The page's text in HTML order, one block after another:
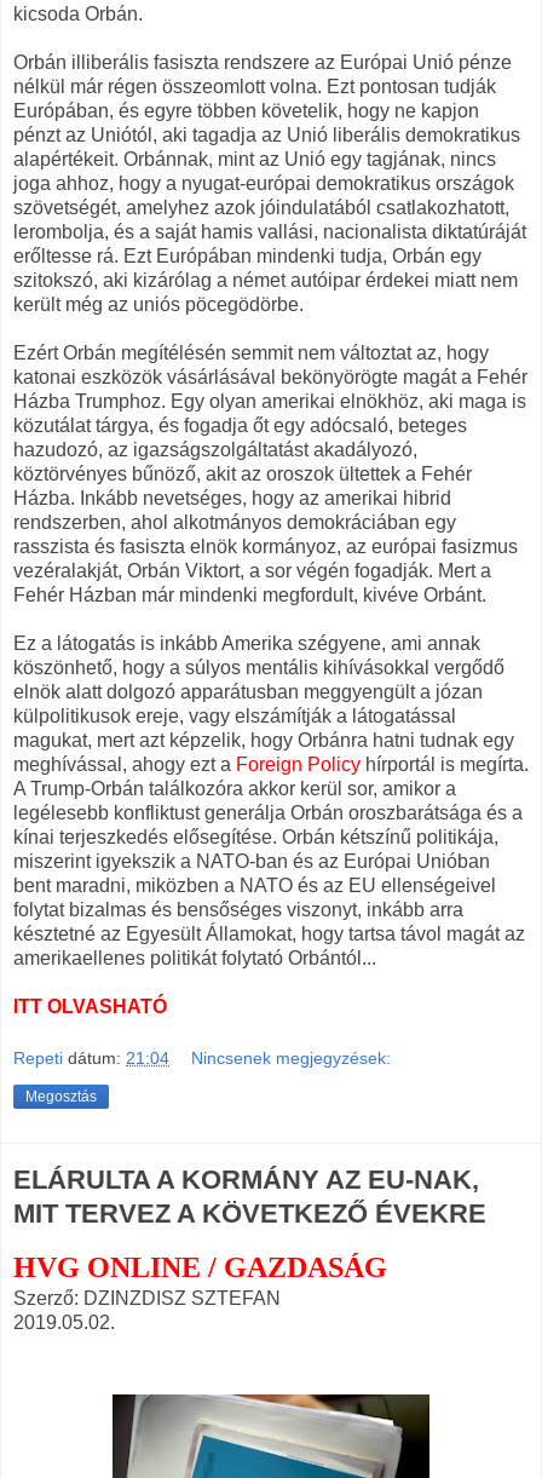
kicsoda Orbán.
Orbán illiberális fasiszta rendszere az Európai Unió pénze
nélkül már régen összeomlott volna. Ezt pontosan tudják
Európában, és egyre többen követelik, hogy ne kapjon
pénzt az Uniótól, aki tagadja az Unió liberális demokratikus
alapértékeit. Orbánnak, mint az Unió egy tagjának, nincs
joga ahhoz, hogy a nyugat-európai demokratikus országok
szövetségét, amelyhez azok jóindulatából csatlakozhatott,
lerombolja, és a saját hamis vallási, nacionalista diktatúráját
erőltesse rá. Ezt Európában mindenki tudja, Orbán egy
szitokszó, aki kizárólag a német autóipar érdekei miatt nem
került még az uniós pöcegödörbe.
Ezért Orbán megítélésén semmit nem változtat az, hogy
katonai eszközök vásárlásával bekönyörögte magát a Fehér
Házba Trumphoz. Egy olyan amerikai elnökhöz, aki maga is
közutálat tárgya, és fogadja őt egy adócsaló, beteges
hazudozó, az igazságszolgáltatást akadályozó,
köztörvényes bűnöző, akit az oroszok ültettek a Fehér
Házba. Inkább nevetséges, hogy az amerikai hibrid
rendszerben, ahol alkotmányos demokráciában egy
rasszista és fasiszta elnök kormányoz, az európai fasizmus
vezéralakját, Orbán Viktort, a sor végén fogadják. Mert a
Fehér Házban már mindenki megfordult, kivéve Orbánt.
Ez a látogatás is inkább Amerika szégyene, ami annak
köszönhető, hogy a súlyos mentális kihívásokkal vergődő
elnök alatt dolgozó apparátusban meggyengült a józan
külpolitikusok ereje, vagy elszámítják a látogatással
magukat, mert azt képzelik, hogy Orbánra hatni tudnak egy
meghívással, ahogy ezt a Foreign Policy hírportál is megírta.
A Trump-Orbán találkozóra akkor kerül sor, amikor a
legélesebb konfliktust generálja Orbán oroszbarátsága és a
kínai terjeszkedés elősegítése. Orbán kétszínű politikája,
miszerint igyekszik a NATO-ban és az Európai Unióban
bent maradni, miközben a NATO és az EU ellenségeivel
folytat bizalmas és bensőséges viszonyt, inkább arra
késztetné az Egyesült Államokat, hogy tartsa távol magát az
amerikaellenes politikát folytató Orbántól...
ITT OLVASHATÓ
Repeti dátum: 21:04 Nincsenek megjegyzések:
Megosztás
ELÁRULTA A KORMÁNY AZ EU-NAK,
MIT TERVEZ A KÖVETKEZŐ ÉVEKRE
HVG ONLINE / GAZDASÁG
Szerző: DZINZDISZ SZTEFAN
2019.05.02.